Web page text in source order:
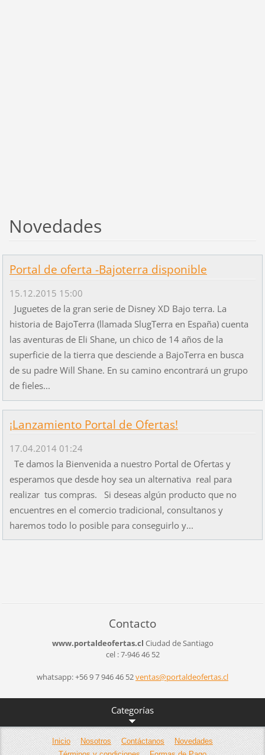
Novedades
Portal de oferta -Bajoterra disponible
15.12.2015 15:00
Juguetes de la gran serie de Disney XD Bajo terra. La
historia de BajoTerra (llamada SlugTerra en España) cuenta
las aventuras de Eli Shane, un chico de 14 años de la
superficie de la tierra que desciende a BajoTerra en busca
de su padre Will Shane. En su camino encontrará un grupo
de fieles...
¡Lanzamiento Portal de Ofertas!
17.04.2014 01:24
Te damos la Bienvenida a nuestro Portal de Ofertas y
esperamos que desde hoy sea un alternativa real para
realizar tus compras. Si deseas algún producto que no
encuentres en el comercio tradicional, consultanos y
haremos todo lo posible para conseguirlo y...
Contacto
www.portaldeofertas.cl Ciudad de Santiago
cel : 7-946 46 52
whatsapp: +56 9 7 946 46 52ventas@portaldeofertas.cl
Categorías
Inicio Nosotros Contáctanos
Novedades